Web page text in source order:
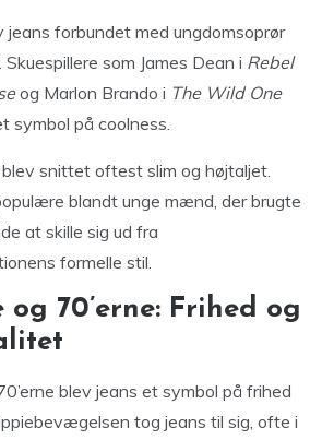
jeans forbundet med ungdomsoprør
som James Dean i Rebel
og Marlon Brando i The Wild One
symbol på coolness.
snittet oftest slim og højtaljet.
blandt unge mænd, der brugte
at skille sig ud fra
formelle stil.
og 70’erne: Frihed og
blev jeans et symbol på frihed
tog jeans til sig, ofte i